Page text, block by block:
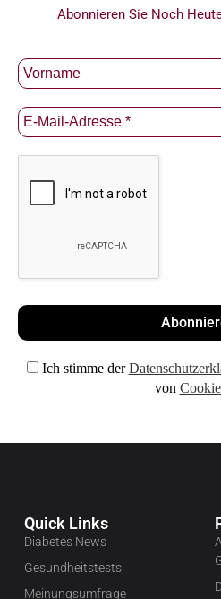
Abonnieren Sie Noch
Ich stimme der
von
Quick Links
Diabetes News
Gesundheitstests
Meinungsumfrage